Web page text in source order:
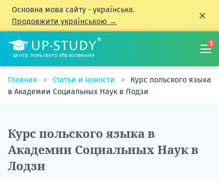
Основна мова сайту - українська.
Продовжити українською →
центр польского образования
1
Главная Статьи и новости
Курс польского языка
в Академии Социальных Наук в Лодзи
Курс польского языка в
Академии Социальных Наук в
Лодзи